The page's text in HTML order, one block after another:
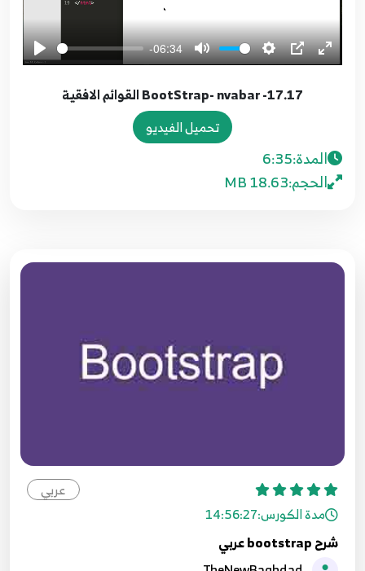
-06:34
17.17- BootStrap- nvabar القوائم الافقية
تحميل الفيديو
المدة:6:35
الحجم:18.63 MB
عربي
مدة الكورس:14:56:27
شرح bootstrap عربي
05.5- BootStrap- columns الأعمدة
6
5:29
4:34
11
11.11- BootStrap- classes
3:57
12
12.12- BootStrap- button and image classes
6:58